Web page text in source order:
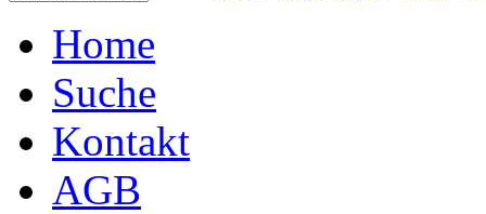
Home
Suche
Kontakt
AGB